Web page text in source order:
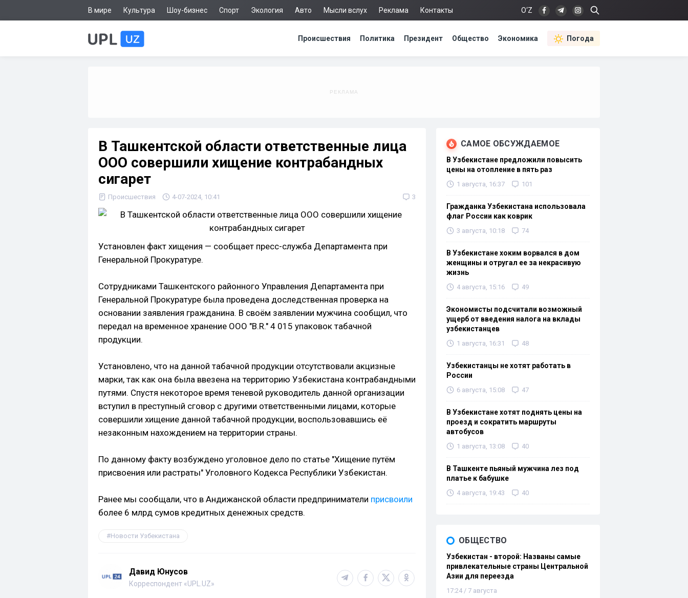
В мире Культура Шоу-бизнес Спорт Экология Авто Мысли вслух Реклама Контакты O‘Z
Происшествия Политика Президент Общество Экономика Погода
В Ташкентской области ответственные лица
ООО совершили хищение контрабандных
сигарет
Происшествия 4-07-2024, 10:41 3
Установлен факт хищения — сообщает пресс-служба Департамента при
Генеральной Прокуратуре.
Сотрудниками Ташкентского районного Управления Департамента при
Генеральной Прокуратуре была проведена доследственная проверка на
основании заявления гражданина. В своём заявлении мужчина сообщил, что
передал на временное хранение ООО "B.R." 4 015 упаковок табачной
продукции.
Установлено, что на данной табачной продукции отсутствовали акцизные
марки, так как она была ввезена на территорию Узбекистана контрабандными
путями. Спустя некоторое время теневой руководитель данной организации
вступил в преступный сговор с другими ответственными лицами, которые
совершили хищение данной табачной продукции, воспользовавшись её
незаконным нахождением на территории страны.
По данному факту возбуждено уголовное дело по статье "Хищение путём
присвоения или растраты" Уголовного Кодекса Республики Узбекистан.
Ранее мы сообщали, что в Андижанской области предприниматели присвоили
более 6 млрд сумов кредитных денежных средств.
Новости Узбекистана
Давид Юнусов
Корреспондент «UPL.UZ»
САМОЕ ОБСУЖДАЕМОЕ
В Узбекистане предложили повысить
цены на отопление в пять раз
1 августа, 16:37 101
Гражданка Узбекистана использовала
флаг России как коврик
3 августа, 10:18 74
В Узбекистане хоким ворвался в дом
женщины и отругал ее за некрасивую
жизнь
4 августа, 15:16 49
Экономисты подсчитали возможный
ущерб от введения налога на вклады
узбекистанцев
1 августа, 16:31 48
Узбекистанцы не хотят работать в
России
6 августа, 15:08 47
В Узбекистане хотят поднять цены на
проезд и сократить маршруты
автобусов
1 августа, 13:08 40
В Ташкенте пьяный мужчина лез под
платье к бабушке
4 августа, 19:43 40
ОБЩЕСТВО
Узбекистан - второй: Названы самые
привлекательные страны Центральной
Азии для переезда
17:24 / 7 августа